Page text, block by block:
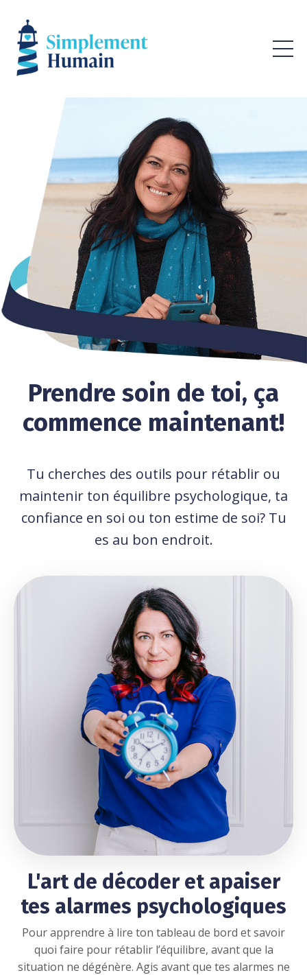
Prendre soin de toi, ça
commence maintenant!
Tu cherches des outils pour rétablir ou
maintenir ton équilibre psychologique, ta
confiance en soi ou ton estime de soi? Tu
es au bon endroit.
L'art de décoder et apaiser
tes alarmes psychologiques
Pour apprendre à lire ton tableau de bord et savoir
quoi faire pour rétablir l’équilibre, avant que la
situation ne dégénère. Agis avant que tes alarmes ne